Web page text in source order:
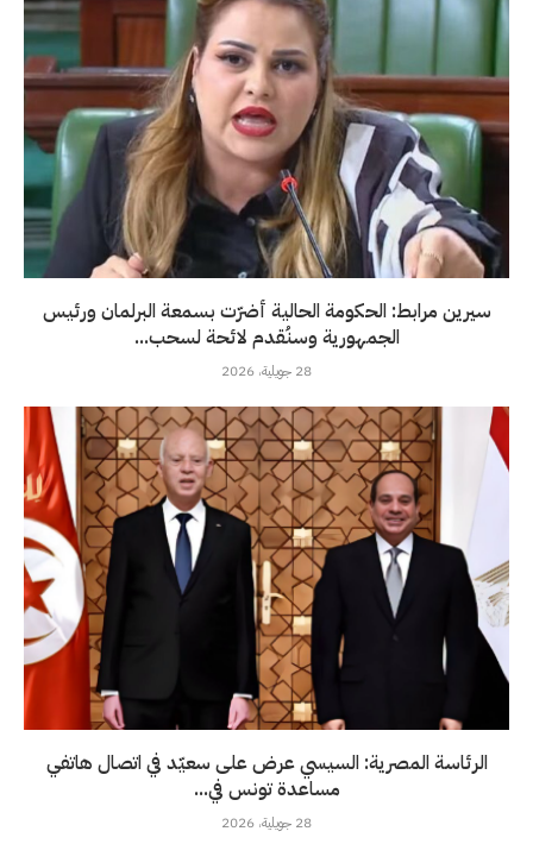
سيرين مرابط: الحكومة الحالية أضرّت بسمعة البرلمان ورئيس
الجمهورية وسنُقدم لائحة لسحب...
28 جويلية، 2026
الرئاسة المصرية: السيسي عرض على سعيّد في اتصال هاتفي
مساعدة تونس في...
28 جويلية، 2026